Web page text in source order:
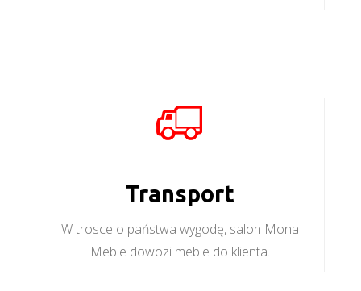
Transport
W trosce o państwa wygodę, salon Mona
Meble dowozi meble do klienta.